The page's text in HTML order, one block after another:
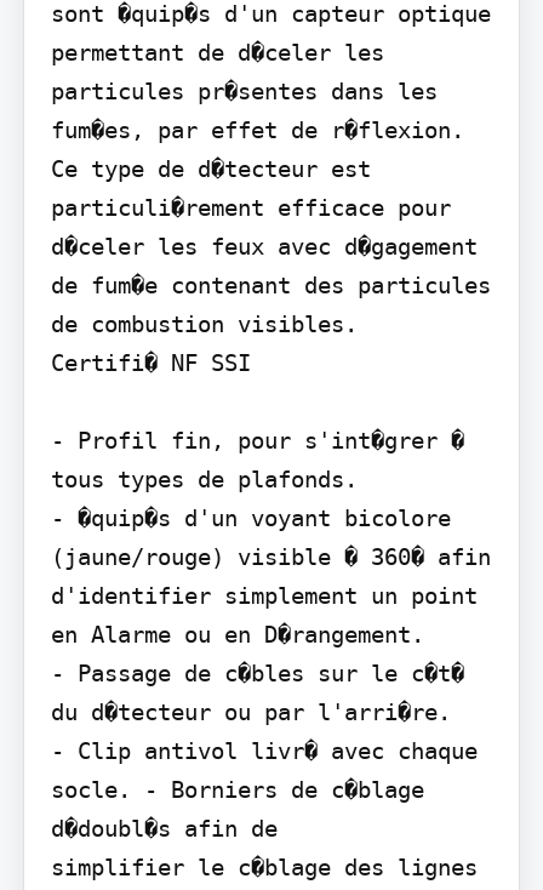
sont �quip�s d'un capteur optique
permettant de d�celer les
particules pr�sentes dans les
fum�es, par effet de r�flexion.
Ce type de d�tecteur est
particuli�rement efficace pour
d�celer les feux avec d�gagement
de fum�e contenant des particules
de combustion visibles.
Certifi� NF SSI
- Profil fin, pour s'int�grer �
tous types de plafonds.
- �quip�s d'un voyant bicolore
(jaune/rouge) visible � 360� afin
d'identifier simplement un point
en Alarme ou en D�rangement.
- Passage de c�bles sur le c�t�
du d�tecteur ou par l'arri�re.
- Clip antivol livr� avec chaque
socle. - Borniers de c�blage
d�doubl�s afin de
simplifier le c�blage des lignes